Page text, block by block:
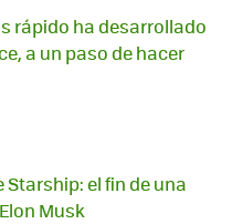
rápido ha desarrollado
a un paso de hacer
el fin de una
Musk